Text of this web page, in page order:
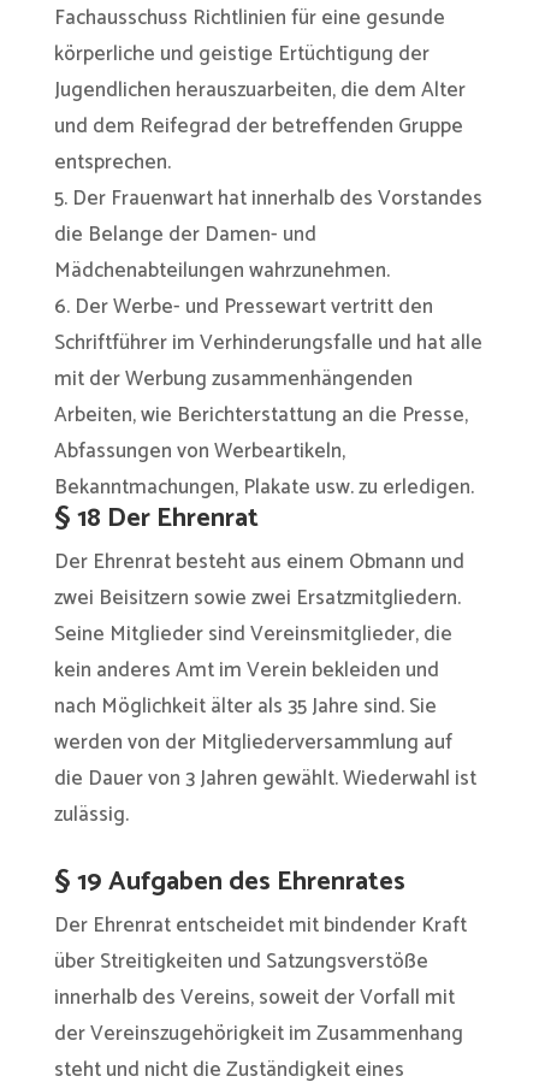
Fachausschuss Richtlinien für eine gesunde
körperliche und geistige Ertüchtigung der
Jugendlichen herauszuarbeiten, die dem Alter
und dem Reifegrad der betreffenden Gruppe
entsprechen.
5. Der Frauenwart hat innerhalb des Vorstandes
die Belange der Damen- und
Mädchenabteilungen wahrzunehmen.
6. Der Werbe- und Pressewart vertritt den
Schriftführer im Verhinderungsfalle und hat alle
mit der Werbung zusammenhängenden
Arbeiten, wie Berichterstattung an die Presse,
Abfassungen von Werbeartikeln,
Bekanntmachungen, Plakate usw. zu erledigen.
§ 18 Der Ehrenrat
Der Ehrenrat besteht aus einem Obmann und
zwei Beisitzern sowie zwei Ersatzmitgliedern.
Seine Mitglieder sind Vereinsmitglieder, die
kein anderes Amt im Verein bekleiden und
nach Möglichkeit älter als 35 Jahre sind. Sie
werden von der Mitgliederversammlung auf
die Dauer von 3 Jahren gewählt. Wiederwahl ist
zulässig.
§ 19 Aufgaben des Ehrenrates
Der Ehrenrat entscheidet mit bindender Kraft
über Streitigkeiten und Satzungsverstöße
innerhalb des Vereins, soweit der Vorfall mit
der Vereinszugehörigkeit im Zusammenhang
steht und nicht die Zuständigkeit eines